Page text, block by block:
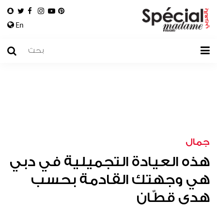
En
جمال
هذه العيادة التجميلية في دبي
هي وجهتك القادمة بحسب
هدى قطّان